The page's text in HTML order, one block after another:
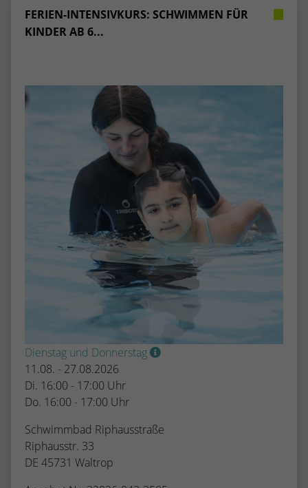
FERIEN-INTENSIVKURS: SCHWIMMEN FÜR
KINDER AB 6...
Dienstag und Donnerstag
11.08. - 27.08.2026
Di. 16:00 - 17:00 Uhr
Do. 16:00 - 17:00 Uhr
Schwimmbad Riphausstraße
Riphausstr. 33
DE 45731 Waltrop